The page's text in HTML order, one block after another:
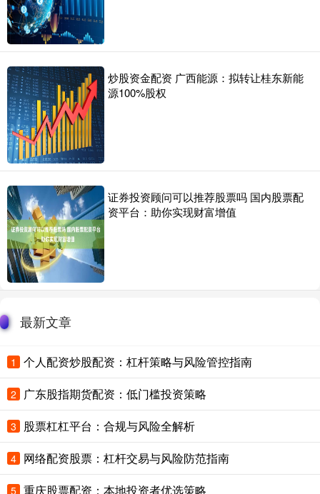
炒股资金配资 广西能源：拟转让桂东新能
源100%股权
证券投资顾问可以推荐股票吗 国内股票配
资平台：助你实现财富增值
最新文章
1 个人配资炒股配资：杠杆策略与风险管控指南
2 广东股指期货配资：低门槛投资策略
3 股票杠杠平台：合规与风险全解析
4 网络配资股票：杠杆交易与风险防范指南
5 重庆股票配资：本地投资者优选策略